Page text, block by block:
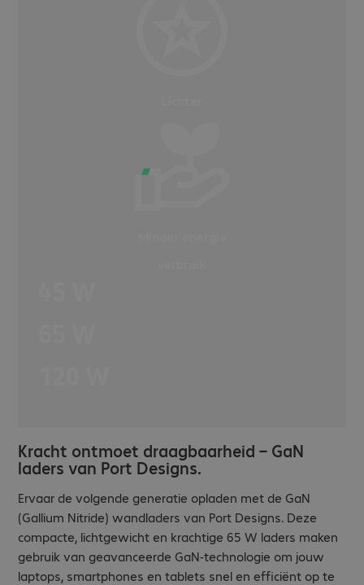
Kracht ontmoet draagbaarheid – GaN
laders van Port Designs.
Ervaar de volgende generatie opladen met de GaN
(Gallium Nitride) wandladers van Port Designs. Deze
compacte, lichtgewicht en krachtige 65 W laders maken
gebruik van geavanceerde GaN-technologie om jouw
laptops, smartphones en tablets snel en efficiënt op te